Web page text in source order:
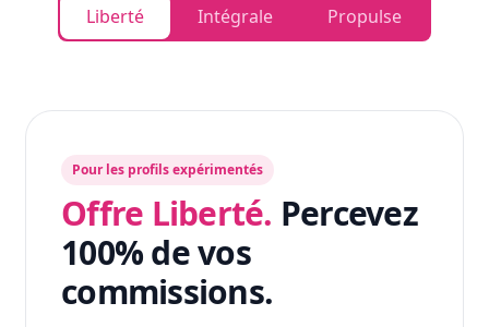
Liberté Intégrale Propulse
Pour les profils expérimentés
Offre Liberté. Percevez
100% de vos
commissions.